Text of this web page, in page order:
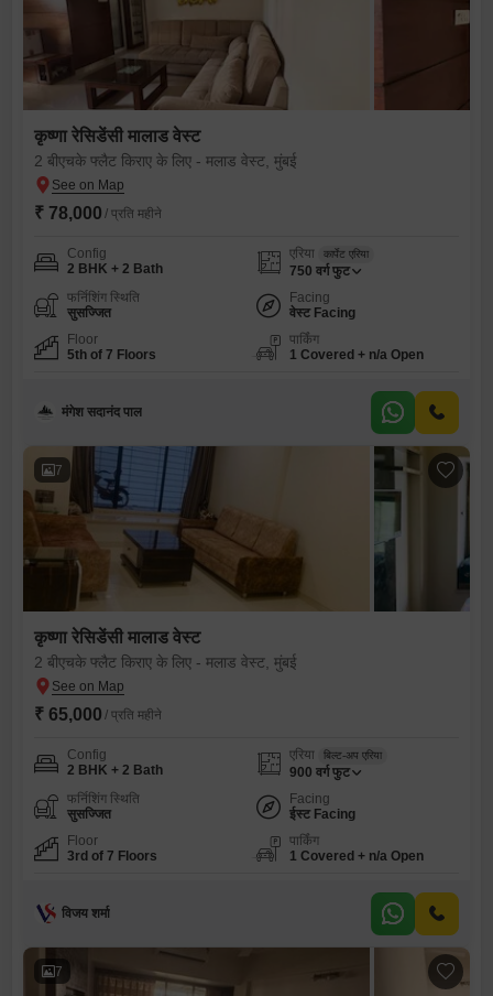
कृष्णा रेसिडेंसी मालाड वेस्ट
2 बीएचके फ्लैट किराए के लिए - मलाड वेस्ट, मुंबई
₹ 78,000 / प्रति महीने
Config
2 BHK + 2 Bath
एरिया कार्पेट एरिया
750 वर्ग फुट
फर्निशिंग स्थिति
सुसज्जित
Facing
वेस्ट Facing
Floor
5th of 7 Floors
पार्किंग
1 Covered + n/a Open
मंगेश सदानंद पाल
7
कृष्णा रेसिडेंसी मालाड वेस्ट
2 बीएचके फ्लैट किराए के लिए - मलाड वेस्ट, मुंबई
₹ 65,000 / प्रति महीने
Config
2 BHK + 2 Bath
एरिया बिल्ट-अप एरिया
900 वर्ग फुट
फर्निशिंग स्थिति
सुसज्जित
Facing
ईस्ट Facing
Floor
3rd of 7 Floors
पार्किंग
1 Covered + n/a Open
विजय शर्मा
7